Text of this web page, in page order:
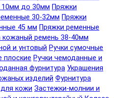
10мм до 30мм Пряжки
30-32мм Пряжки
45 мм Пряжки ременные
кожаный ремень 38-40мм
и унтовый Ручки сумочные
плоские Ручки чемоданные и
фурнитура Украшения
изделий Фурнитура
кожи Застежки-молнии и